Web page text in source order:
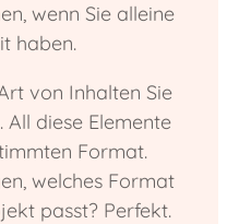
wenn Sie alleine
haben.
von Inhalten Sie
diese Elemente
Format.
welches Format
passt? Perfekt.